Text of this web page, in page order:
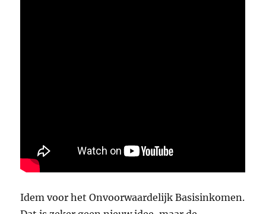
Idem voor het Onvoorwaardelijk Basisinkomen.